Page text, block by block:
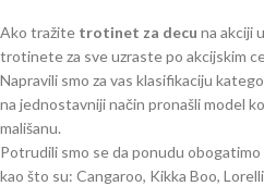
Ako tražite trotinet za decu na akciji
trotinete za sve uzraste po akcijskim
Napravili smo za vas klasifikaciju
na jednostavniji način pronašli model
mališanu.
Potrudili smo se da ponudu
kao što su: Cangaroo, Kikka Boo,